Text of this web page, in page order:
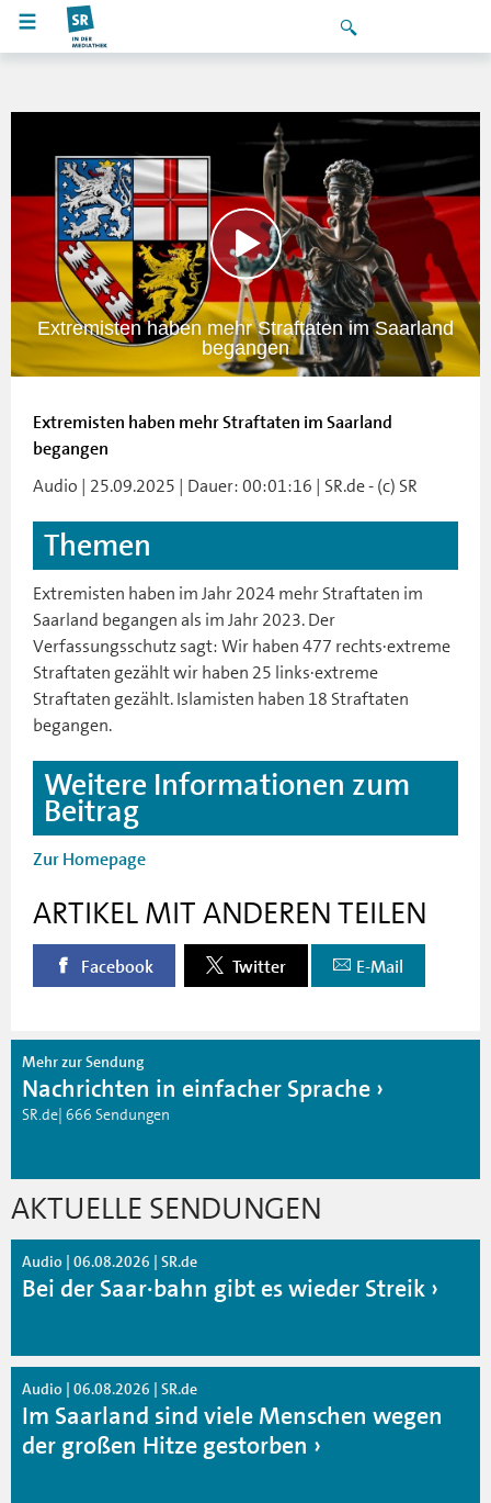
Extremisten haben mehr Straftaten im Saarland
begangen
Extremisten haben mehr Straftaten im Saarland
begangen
Audio | 25.09.2025 | Dauer: 00:01:16 | SR.de - (c) SR
Themen
Extremisten haben im Jahr 2024 mehr Straftaten im
Saarland begangen als im Jahr 2023. Der
Verfassungsschutz sagt: Wir haben 477 rechts·extreme
Straftaten gezählt wir haben 25 links·extreme
Straftaten gezählt. Islamisten haben 18 Straftaten
begangen.
Weitere Informationen zum
Beitrag
Zur Homepage
ARTIKEL MIT ANDEREN TEILEN
Facebook Twitter E-Mail
Mehr zur Sendung
Nachrichten in einfacher Sprache
SR.de| 666 Sendungen
AKTUELLE SENDUNGEN
Audio | 06.08.2026 | SR.de
Bei der Saar·bahn gibt es wieder Streik
Audio | 06.08.2026 | SR.de
Im Saarland sind viele Menschen wegen
der großen Hitze gestorben